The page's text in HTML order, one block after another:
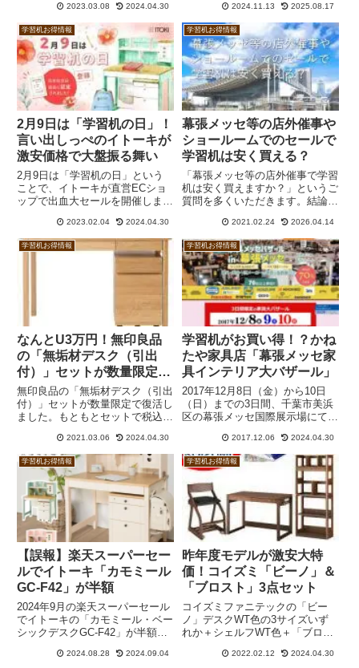
ミンは太陽光スペクトルデスクラ
イト付きのコンパクトなホワイト
オーク突板デスク。トリムスも同
様に突板でゆったりサイズとなっ
ています。
2023.03.08 2024.04.30
モク家具のショールームに行くと
お得に学習机が買えるのでしょう
か。実は招待状がなくてもショー
ルームで家具を見ることはできま
す。安く買えるかについてはあま
り期待できないと言って差し支え
ないでしょう。
2024.11.13 2025.08.17
学習机お得情報
2月9日は「学習机の日」！
言い出しっぺのイトーキが
激安価格で大盤振る舞い
2月9日は「学習机の日」という
ことで、イトーキが直営ECショ
ップで出血大セールを開催しま
ベーシックデスクが台数限定で半
額。ほか、平机が29,000円均一と
か、「NUF-S4VB」などが29％引
2023.02.04 2024.04.30
学習机お得情報
幕張メッセ等の店外催事や
ショールームでのセールで
学習机は安く買える？
「幕張メッセ等の店外催事で学習
机は安く買えますか？」というご
質問を多くいただきます。結論か
場合はあまり値引きは期待できな
いでしょう。メーカーのショール
ームでのセールは販売店が主催し
ていることが多いので、値引きは
その販売店次第ということになり
ます。
2021.02.24 2026.04.14
学習机お得情報
なんとU3万円！無印良品
の「無垢材デスク（引出
付）」セットが数量限定で
復活
無印良品の「無垢材デスク（引出
付）」セットが数量限定で復活し
ました。もともとセットで税込
回はなんと同29,900円という破格
値です。質感は良くありません
が、とにかく安い机が欲しいとい
う人には悪くないのではないでし
ょうか。「木製デスク・オーク
材」、「オーク無垢材デスク（引
出・足元棚付）」、ニトリの「デ
スクメルシーセット（デスク＋ス
リムワゴンメルシー）」との比較
もご参照ください。
2021.03.06 2024.04.30
学習机お得情報
学習机がお買い得！？かね
たや家具店「幕張メッセ家
具インテリア大バザール」
2017年12月8日（金）から10日
（日）までの3日間、千葉市美浜
区の幕張メッセ国際展示場にて、
セ家具インテリア大バザール」が
開催されます。幕張メッセ家具イ
ンテリア大バザールは今回で144
回目の開催。初開催から...
2017.12.06 2024.04.30
学習机お得情報
【誤報】楽天スーパーセー
ルでイトーキ「カモミール
GC-F42」が半額
2024年9月の楽天スーパーセール
でイトーキの「カモミール・ベー
シックデスクGC-F42」が半額に
がなければ過去イチ激安です。リ
2024.08.28 2024.09.04
学習机お得情報
昨年度モデルが激安大特
価！コイズミ「ビーノ」＆
「ブロスト」3点セット
コイズミファニテックの「ビー
ノ」デスクWT色の3サイズいず
れか＋シェルフWT色＋「ブロス
場の「家具のアイテム」ならびに
2022.02.12 2024.04.30